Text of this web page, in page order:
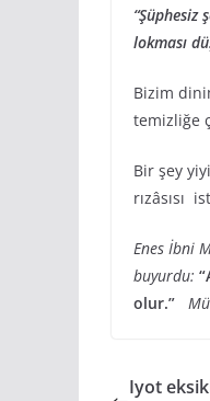
lokması
Bizim
temizliğe
Bir şey
rızâsısı
Enes İbni
buyurdu:
olur.”
Iyot